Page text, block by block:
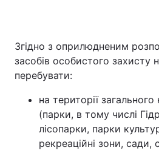
Згідно з оприлюдненим
засобів особистого захисту
перебувати:
на території
(парки, в тому числі
лісопарки, парки
рекреаційні зони, сади,